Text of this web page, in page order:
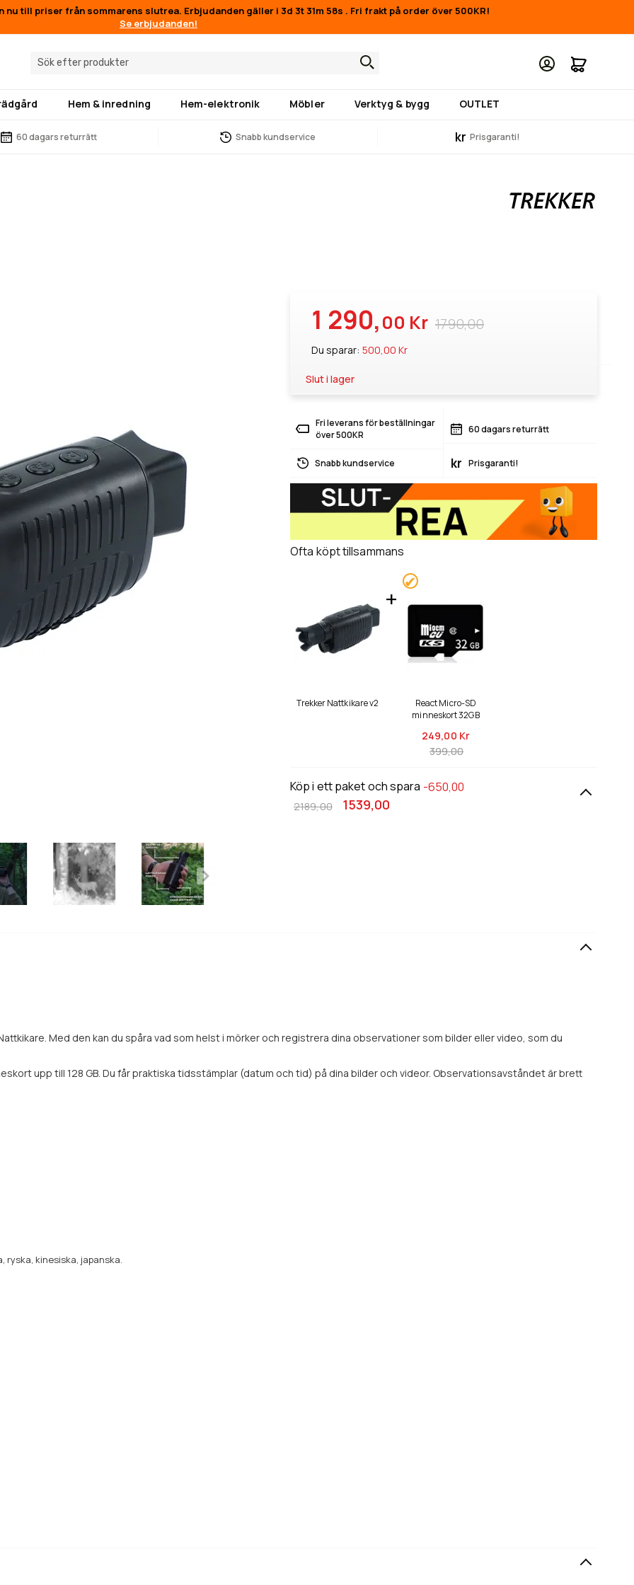
nu till priser från sommarens slutrea. Erbjudanden gäller i 3d 3t 31m 57s . Fri frakt på order över 500KR!
Se erbjudanden!
Min
Hem & inredning Hem-elektronik Möbler Verktyg & bygg OUTLET
60 dagars returrätt Snabb kundservice kr Prisgaranti!
1790,00
1 290,00 Kr
Du sparar: 500,00 Kr
Slut i lager
Fri leverans för beställningar
över 500KR
60 dagars returrätt
Snabb kundservice kr Prisgaranti!
Ofta köpt tillsammans
Trekker Nattkikare v2
React Micro-SD
minneskort 32GB
249,00 Kr
399,00
Köp i ett paket och spara -650,00
1539,00
2189,00
Med den kan du spåra vad som helst i mörker och registrera dina observationer som bilder eller video, som du
upp till 128 GB. Du får praktiska tidsstämplar (datum och tid) på dina bilder och videor. Observationsavståndet är brett
ryska, kinesiska, japanska.